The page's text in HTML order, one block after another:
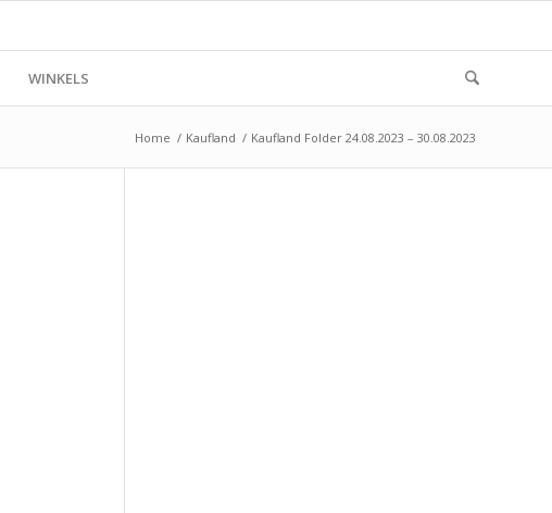
WINKELS
Home / Kaufland / Kaufland Folder 24.08.2023 – 30.08.2023